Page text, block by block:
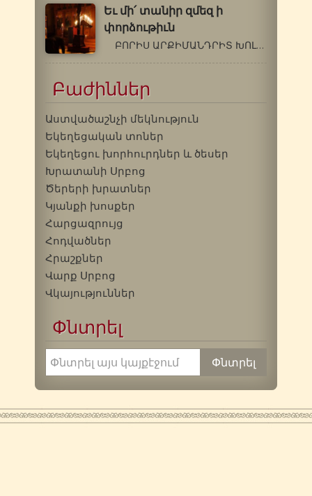
Եւ մի՛ տանիր զմեզ ի
փորձութիւն
ԲՈՐԻՍ ԱՐՔԻՄԱՆԴՐԻՏ ԽՈԼՉԵՎ(1895-1971թթ.)ԶՐՈՒՅՑՆԵՐ…
Բաժիններ
Աստվածաշնչի մեկնություն
Եկեղեցական տոներ
Եկեղեցու խորհուրդներ և ծեսեր
Խրատանի Սրբոց
Ծերերի խրատներ
Կյանքի խոսքեր
Հարցազրույց
Հոդվածներ
Հրաշքներ
Վարք Սրբոց
Վկայություններ
Փնտրել